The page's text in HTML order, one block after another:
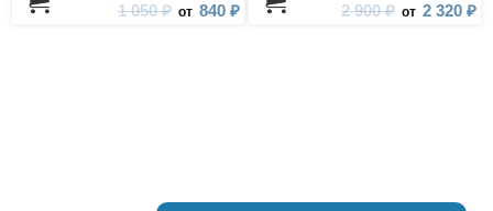
1 050 ₽ от 840 ₽ 2 900 ₽ от 2 320 ₽